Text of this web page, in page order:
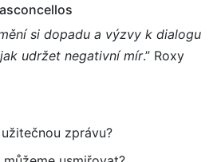
si dopadu a výzvy k dialogu
udržet negativní mír.” Roxy
zprávu?